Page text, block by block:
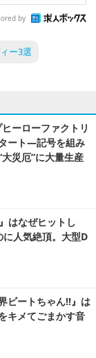
by
ー3選
ーローファクトリ
ート―記号を組み
災厄”に大量生産
はなぜヒットし
人気絶頂。大型D
ビートちゃん!!』は
キメてごまかす音